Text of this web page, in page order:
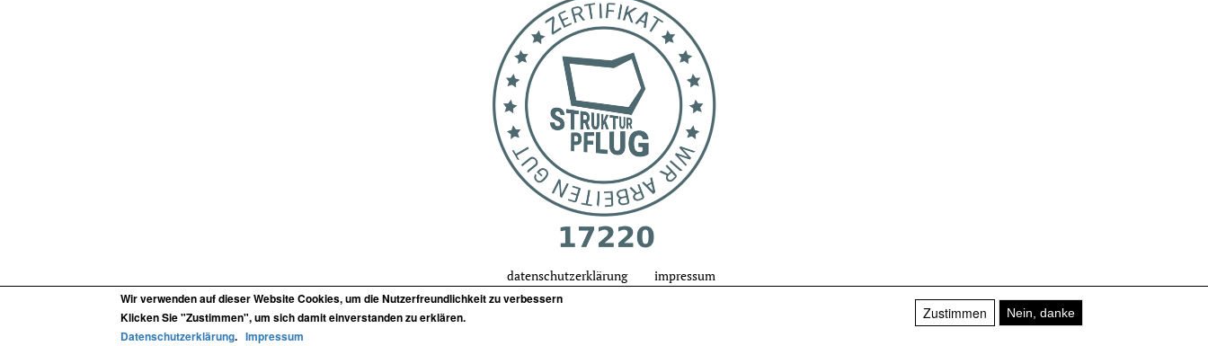
datenschutzerklärung impressum
für audiopostproduktion von film, musik, games
Wir verwenden auf dieser Website Cookies, um die Nutzerfreundlichkeit zu verbessern
Klicken Sie "Zustimmen", um sich damit einverstanden zu erklären.
Datenschutzerklärung.Impressum
Zustimmen Nein, danke